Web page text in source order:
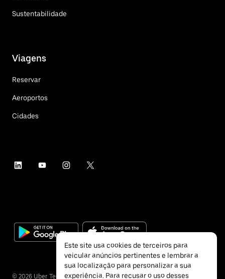
Sustentabilidade
Viagens
Reservar
Aeroportos
Cidades
© 2026 Uber Technologies Inc.
Este site usa cookies de terceiros para
veicular anúncios pertinentes e lembrar a
sua localização para personalizar a sua
experiência. Para recusar o uso desses